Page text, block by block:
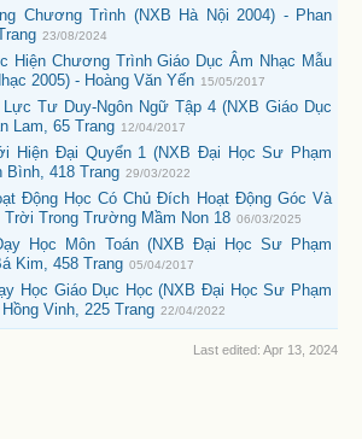
Chương Trình (NXB Hà Nội 2004) - Phan
23/08/2024
Hiện Chương Trình Giáo Dục Âm Nhạc Mẫu
2005) - Hoàng Văn Yến 15/05/2017
Lực Tư Duy-Ngôn Ngữ Tập 4 (NXB Giáo Dục
Lam, 65 Trang 12/04/2017
Hiện Đại Quyển 1 (NXB Đại Học Sư Phạm
Bình, 418 Trang 29/03/2022
Động Học Có Chủ Đích Hoạt Động Góc Và
Trời Trong Trường Mầm Non 18 06/03/2025
Học Môn Toán (NXB Đại Học Sư Phạm
Kim, 458 Trang 05/04/2017
Học Giáo Dục Học (NXB Đại Học Sư Phạm
Vinh, 225 Trang 22/04/2022
Last edited: Apr 13, 2024